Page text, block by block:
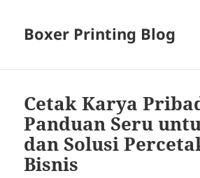
Boxer Printing Blog
Cetak Karya
Panduan Seru
dan Solusi
Bisnis